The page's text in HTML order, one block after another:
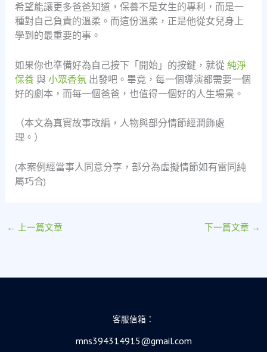
希望能讓更多爸爸知道，保養不是女生的專利，而是一
種對自己負責的溫柔。而這份溫柔，正是他從女兒身上
學到的最重要的事。
如果你也準備好為自己按下「開始」的按鍵，就從 純淨
保養與 小眾香氛出發吧。畢竟，每一個導演都需要一個
好的劇本，而每一個爸爸，也值得一個好的人生場景。
（本文為真實故事改編，人物與部分情節經潤飾處
理。）
(本案例經當事人同意分享，部分為虛擬情節如有雷同純
屬巧合)
← 上一篇文章 下一篇文章 →
客服信箱：
mns394314915@gmail.com